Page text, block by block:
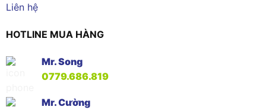
Liên hệ
HOTLINE MUA HÀNG
Mr. Song
0779.686.819
Mr. Cường